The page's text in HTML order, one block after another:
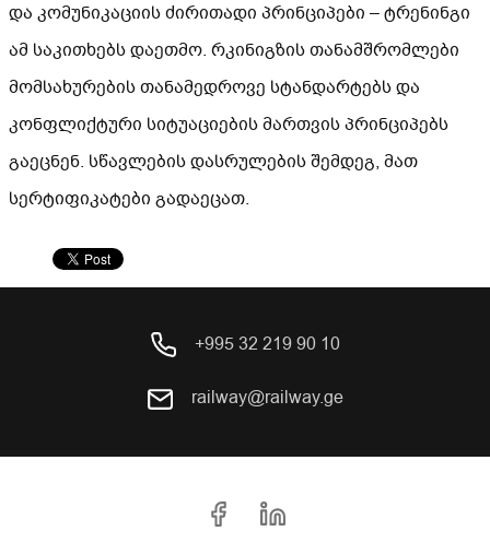
და კომუნიკაციის ძირითადი პრინციპები – ტრენინგი
ამ საკითხებს დაეთმო. რკინიგზის თანამშრომლები
მომსახურების თანამედროვე სტანდარტებს და
კონფლიქტური სიტუაციების მართვის პრინციპებს
გაეცნენ. სწავლების დასრულების შემდეგ, მათ
სერტიფიკატები გადაეცათ.
+995 32 219 90 10
railway@railway.ge